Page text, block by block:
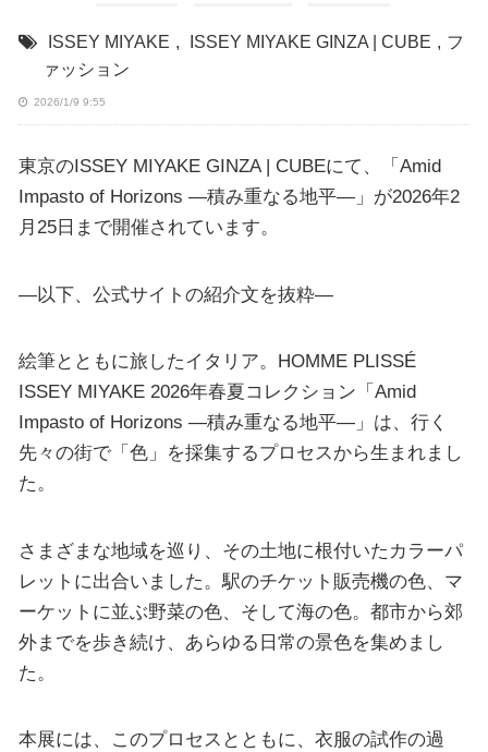
ISSEY MIYAKE , ISSEY MIYAKE GINZA | CUBE , フ
ァッション
2026/1/9 9:55
東京のISSEY MIYAKE GINZA | CUBEにて、「Amid
Impasto of Horizons ―積み重なる地平―」が2026年2
月25日まで開催されています。
—以下、公式サイトの紹介文を抜粋—
絵筆とともに旅したイタリア。HOMME PLISSÉ
ISSEY MIYAKE 2026年春夏コレクション「Amid
Impasto of Horizons ―積み重なる地平―」は、行く
先々の街で「色」を採集するプロセスから生まれまし
た。
さまざまな地域を巡り、その土地に根付いたカラーパ
レットに出合いました。駅のチケット販売機の色、マ
ーケットに並ぶ野菜の色、そして海の色。都市から郊
外までを歩き続け、あらゆる日常の景色を集めまし
た。
本展には、このプロセスとともに、衣服の試作の過